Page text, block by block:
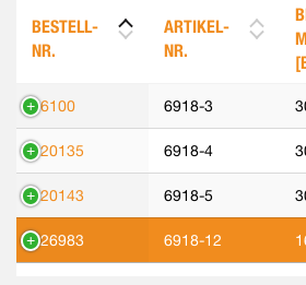
BESTELL-
NR.
ARTIKEL-
NR.
66100 6918-3
320135 6918-4
320143 6918-5
326983 6918-12